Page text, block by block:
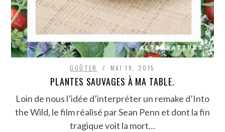
GOÛTER MAI 19, 2015
PLANTES SAUVAGES À MA TABLE.
Loin de nous l’idée d’interpréter un remake d’Into
the Wild, le film réalisé par Sean Penn et dont la fin
tragique voit la mort…